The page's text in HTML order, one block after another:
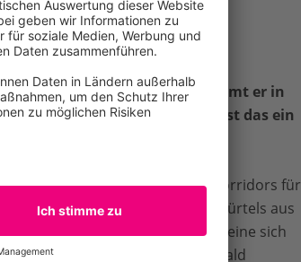
seines Lebensraumes.Kommt er in
Beutetiere vorhanden, ist das ein
des Napo-Putumayo-Korridors für
sie den enormen Wert dieses Gürtels aus
im Amazonas – eine sich
immer tiefer in den Wald